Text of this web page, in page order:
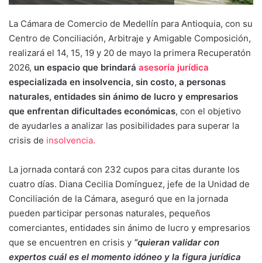
La Cámara de Comercio de Medellín para Antioquia, con su
Centro de Conciliación, Arbitraje y Amigable Composición,
realizará el 14, 15, 19 y 20 de mayo la primera Recuperatón
2026, un espacio que brindará asesoría jurídica
especializada en insolvencia, sin costo, a personas
naturales, entidades sin ánimo de lucro y empresarios
que enfrentan dificultades económicas, con el objetivo
de ayudarles a analizar las posibilidades para superar la
crisis de insolvencia.
La jornada contará con 232 cupos para citas durante los
cuatro días. Diana Cecilia Domínguez, jefe de la Unidad de
Conciliación de la Cámara, aseguró que en la jornada
pueden participar personas naturales, pequeños
comerciantes, entidades sin ánimo de lucro y empresarios
que se encuentren en crisis y “quieran validar con
expertos cuál es el momento idóneo y la figura jurídica